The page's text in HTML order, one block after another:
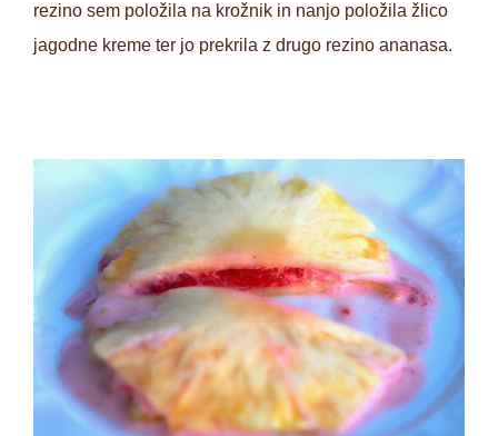
rezino sem položila na krožnik in nanjo položila žlico
jagodne kreme ter jo prekrila z drugo rezino ananasa.